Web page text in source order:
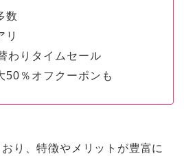
数
リ
わりタイムセール
50％オフクーポンも
り、特徴やメリットが豊富に